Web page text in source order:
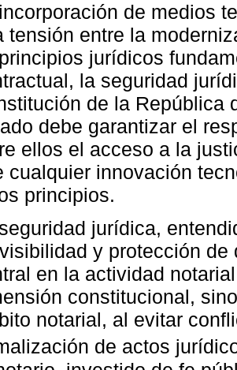
de medios
tensión entre la
jurídicos
la seguridad
de la República
debe garantizar el
ellos el acceso a la
cualquier innovación
principios.
jurídica,
y protección
en la actividad
constitucional,
notarial, al evitar
de actos